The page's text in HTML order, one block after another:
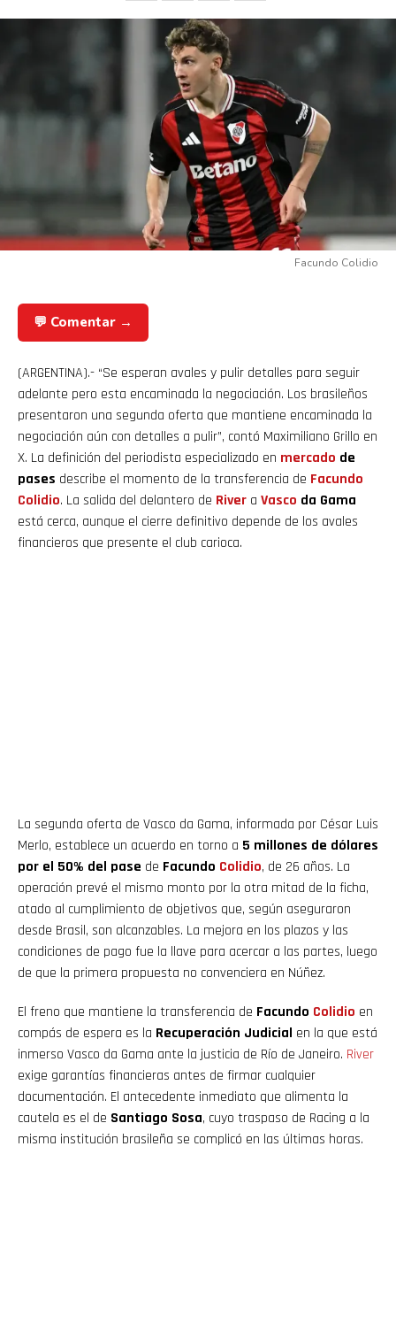
Facundo Colidio
💬 Comentar →
(ARGENTINA).- “Se esperan avales y pulir detalles para seguir
adelante pero esta encaminada la negociación. Los brasileños
presentaron una segunda oferta que mantiene encaminada la
negociación aún con detalles a pulir”, contó Maximiliano Grillo en
X. La definición del periodista especializado en mercado de
pases describe el momento de la transferencia de Facundo
Colidio. La salida del delantero de River a Vasco da Gama
está cerca, aunque el cierre definitivo depende de los avales
financieros que presente el club carioca.
La segunda oferta de Vasco da Gama, informada por César Luis
Merlo, establece un acuerdo en torno a 5 millones de dólares
por el 50% del pase de Facundo Colidio, de 26 años. La
operación prevé el mismo monto por la otra mitad de la ficha,
atado al cumplimiento de objetivos que, según aseguraron
desde Brasil, son alcanzables. La mejora en los plazos y las
condiciones de pago fue la llave para acercar a las partes, luego
de que la primera propuesta no convenciera en Núñez.
El freno que mantiene la transferencia de Facundo Colidio en
compás de espera es la Recuperación Judicial en la que está
inmerso Vasco da Gama ante la justicia de Río de Janeiro. River
exige garantías financieras antes de firmar cualquier
documentación. El antecedente inmediato que alimenta la
cautela es el de Santiago Sosa, cuyo traspaso de Racing a la
misma institución brasileña se complicó en las últimas horas.